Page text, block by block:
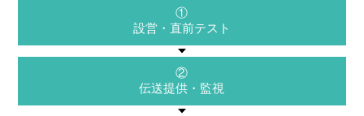
①
設営・ 直前テスト
②
伝送提供・ 監視